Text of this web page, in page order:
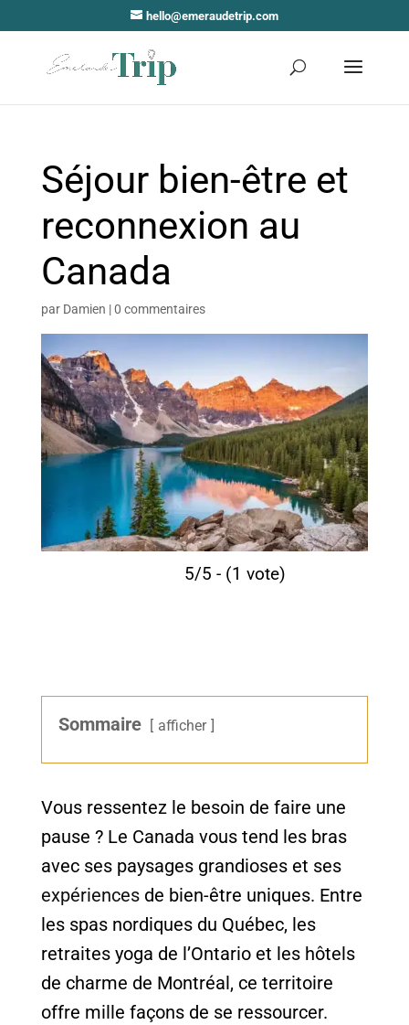
hello@emeraudetrip.com
Séjour bien-être et
reconnexion au
Canada
par Damien |0 commentaires
5/5 - (1 vote)
Sommaire afficher
Vous ressentez le besoin de faire une
pause ? Le Canada vous tend les bras
avec ses paysages grandioses et ses
expériencesde bien-être uniques. Entre
les spas nordiques du Québec, les
retraites yoga de l’Ontario et les hôtels
de charme de Montréal, ce territoire
offre mille façons de se ressourcer.